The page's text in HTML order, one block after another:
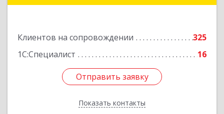
Клиентов на сопровождении
325
1С:Специалист
16
Отправить заявку
Показать контакты
Отправить заявку
Назад